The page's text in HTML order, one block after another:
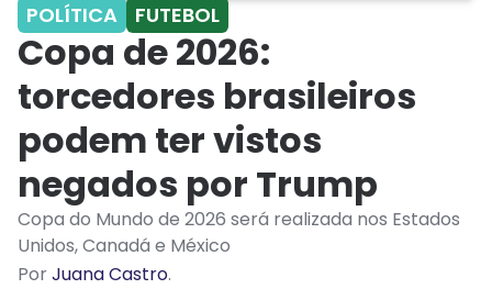
POLÍTICA FUTEBOL
Copa de 2026:
torcedores brasileiros
podem ter vistos
negados por Trump
Copa do Mundo de 2026 será realizada nos Estados
Unidos, Canadá e México
PorJuana Castro.